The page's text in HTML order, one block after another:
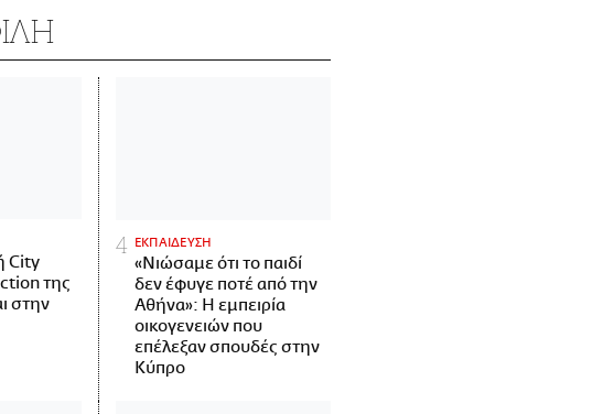
City
της
στην
ΕΚΠΑΙΔΕΥΣΗ
«Νιώσαμε ότι το παιδί
δεν έφυγε ποτέ από την
Αθήνα»: Η εμπειρία
οικογενειών που
επέλεξαν σπουδές στην
Κύπρο